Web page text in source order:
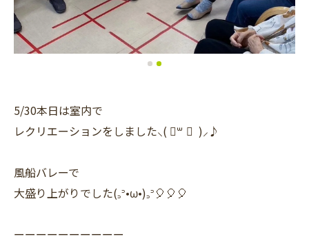
5/30本日は室内で
レクリエーションをしました⸜( ॑꒳ ॑ )⸝♪
風船バレーで
大盛り上がりでした(꜆꜄•ω•)꜆꜄🎈🎈🎈
ーーーーーーーーーー